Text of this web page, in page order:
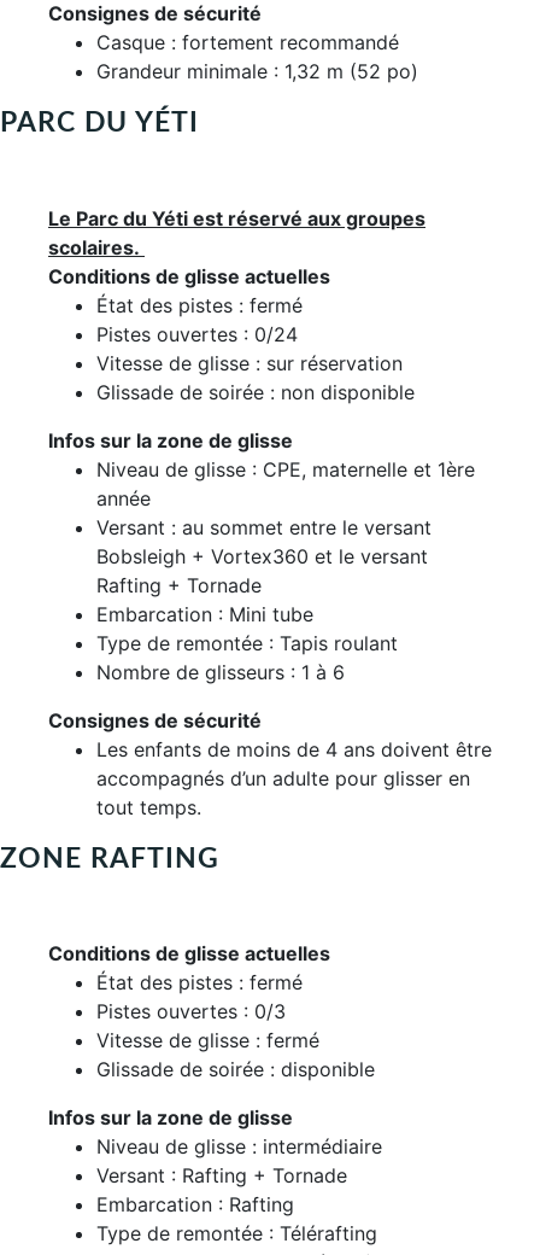
Consignes de sécurité
Casque : fortement recommandé
Grandeur minimale : 1,32 m (52 po)
PARC DU YÉTI
Le Parc du Yéti est réservé aux groupes
scolaires.
Conditions de glisse actuelles
État des pistes : fermé
Pistes ouvertes : 0/24
Vitesse de glisse : sur réservation
Glissade de soirée : non disponible
Infos sur la zone de glisse
Niveau de glisse : CPE, maternelle et 1ère
année
Versant : au sommet entre le versant
Bobsleigh + Vortex360 et le versant
Rafting + Tornade
Embarcation : Mini tube
Type de remontée : Tapis roulant
Nombre de glisseurs : 1 à 6
Consignes de sécurité
Les enfants de moins de 4 ans doivent être
accompagnés d’un adulte pour glisser en
tout temps.
ZONE RAFTING
Conditions de glisse actuelles
État des pistes : fermé
Pistes ouvertes : 0/3
Vitesse de glisse : fermé
Glissade de soirée : disponible
Infos sur la zone de glisse
Niveau de glisse : intermédiaire
Versant : Rafting + Tornade
Embarcation : Rafting
Type de remontée : Télérafting